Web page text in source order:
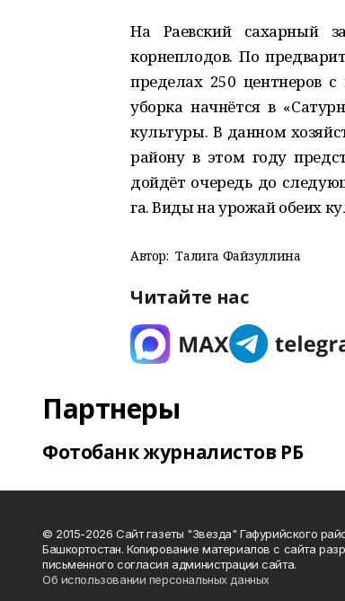
На Раевский сахарный
корнеплодов. По
пределах 250 центнеров с
уборка начнётся в
культуры. В данном
району в этом году
дойдёт очередь до
га. Виды на урожай обеих
Автор: Талига Файзуллина
Читайте нас
Партнеры
Фотобанк журналистов РБ
© 2015-2026 Сайт газеты "Звезда" Гафурийского
Башкортостан. Копирование материалов с сайта
письменного согласия администрации сайта.
Об использовании персональных данных